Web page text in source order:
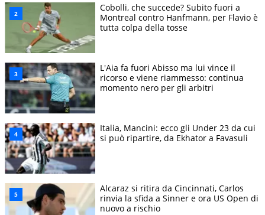
Cobolli, che succede? Subito fuori a
Montreal contro Hanfmann, per Flavio è
tutta colpa della tosse
L'Aia fa fuori Abisso ma lui vince il
ricorso e viene riammesso: continua
momento nero per gli arbitri
Italia, Mancini: ecco gli Under 23 da cui
si può ripartire, da Ekhator a Favasuli
Alcaraz si ritira da Cincinnati, Carlos
rinvia la sfida a Sinner e ora US Open di
nuovo a rischio